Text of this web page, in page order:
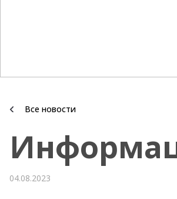
Все новости
04.08.2023